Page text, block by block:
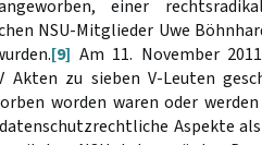
einer
NSU-Mitglieder Uwe
[9] Am 11. November
zu sieben V-Leuten
worden waren oder
Aspekte